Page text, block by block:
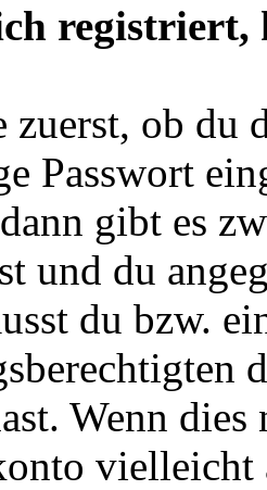
zuerst, ob du
Passwort
gibt es
und du
du bzw.
Wenn